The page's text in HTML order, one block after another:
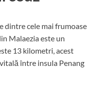
dintre cele mai frumoase
Malaezia este un
13 kilometri, acest
între insula Penang